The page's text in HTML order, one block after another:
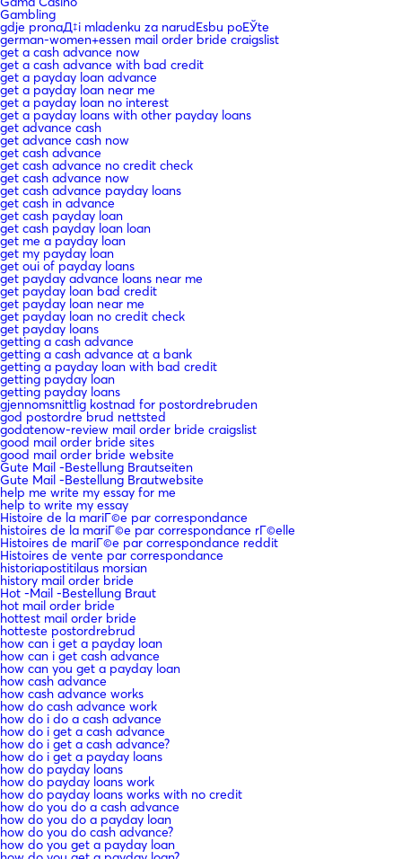
Gambling
gdje pronaД‡i mladenku za narudЕѕbu poЕЎte
german-women+essen mail order bride craigslist
get a cash advance now
get a cash advance with bad credit
get a payday loan advance
get a payday loan near me
get a payday loan no interest
get a payday loans with other payday loans
get advance cash
get advance cash now
get cash advance
get cash advance no credit check
get cash advance now
get cash advance payday loans
get cash in advance
get cash payday loan
get cash payday loan loan
get me a payday loan
get my payday loan
get oui of payday loans
get payday advance loans near me
get payday loan bad credit
get payday loan near me
get payday loan no credit check
get payday loans
getting a cash advance
getting a cash advance at a bank
getting a payday loan with bad credit
getting payday loan
getting payday loans
gjennomsnittlig kostnad for postordrebruden
god postordre brud nettsted
godatenow-review mail order bride craigslist
good mail order bride sites
good mail order bride website
Gute Mail -Bestellung Brautseiten
Gute Mail -Bestellung Brautwebsite
help me write my essay for me
help to write my essay
Histoire de la mariГ©e par correspondance
histoires de la mariГ©e par correspondance rГ©elle
Histoires de mariГ©e par correspondance reddit
Histoires de vente par correspondance
historiapostitilaus morsian
history mail order bride
Hot -Mail -Bestellung Braut
hot mail order bride
hottest mail order bride
hotteste postordrebrud
how can i get a payday loan
how can i get cash advance
how can you get a payday loan
how cash advance
how cash advance works
how do cash advance work
how do i do a cash advance
how do i get a cash advance
how do i get a cash advance?
how do i get a payday loans
how do payday loans
how do payday loans work
how do payday loans works with no credit
how do you do a cash advance
how do you do a payday loan
how do you do cash advance?
how do you get a payday loan